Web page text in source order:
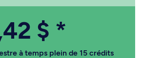
$ *
à temps plein de 15 crédits